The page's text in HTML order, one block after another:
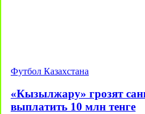
Футбол Казахстана
«Кызылжару» грозят
выплатить 10 млн тенге